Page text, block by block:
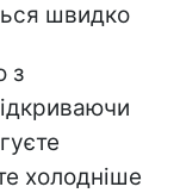
швидко
з
холодніше